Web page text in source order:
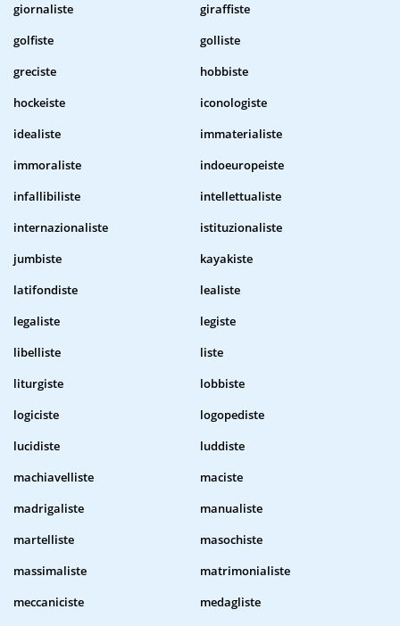
giornaliste
giraffiste
golfiste
golliste
greciste
hobbiste
hockeiste
iconologiste
idealiste
immaterialiste
immoraliste
indoeuropeiste
infallibiliste
intellettualiste
internazionaliste
istituzionaliste
jumbiste
kayakiste
latifondiste
lealiste
legaliste
legiste
libelliste
liste
liturgiste
lobbiste
logiciste
logopediste
lucidiste
luddiste
machiavelliste
maciste
madrigaliste
manualiste
martelliste
masochiste
massimaliste
matrimonialiste
meccaniciste
medagliste